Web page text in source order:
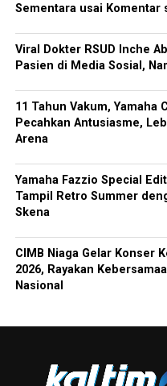
Sementara usai Komentar
Viral Dokter RSUD Inche
Pasien di Media Sosial,
11 Tahun Vakum, Yamaha
Pecahkan Antusiasme,
Arena
Yamaha Fazzio Special
Tampil Retro Summer
Skena
CIMB Niaga Gelar Konser
2026, Rayakan
Nasional